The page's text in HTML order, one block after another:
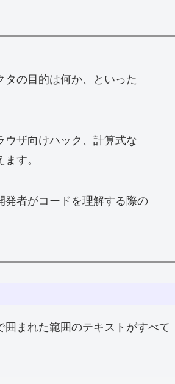
の目的は何か、といった
ウザ向けハック、計算式な
す。
発者がコードを理解する際の
囲まれた範囲のテキストがすべて